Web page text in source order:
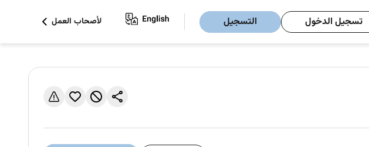
تسجيل الدخول التسجيل لأصحاب العمل